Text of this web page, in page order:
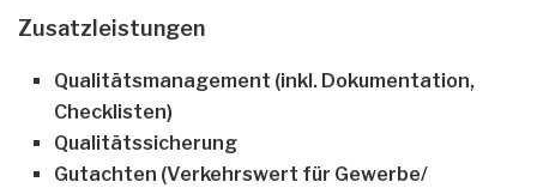
Zusatzleistungen
Qualitätsmanagement (inkl. Dokumentation,
Checklisten)
Qualitätssicherung
Gutachten (Verkehrswert für Gewerbe/